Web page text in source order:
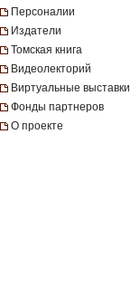
Персоналии
Издатели
Томская книга
Видеолекторий
Виртуальные выставки
Фонды партнеров
О проекте